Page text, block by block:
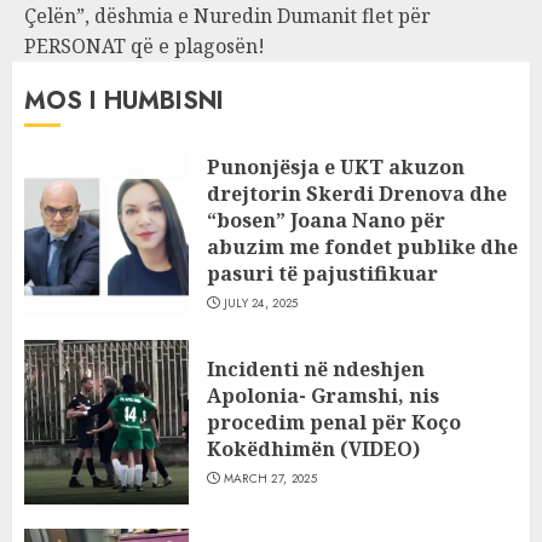
Çelën”, dëshmia e Nuredin Dumanit flet për
PERSONAT që e plagosën!
MOS I HUMBISNI
Punonjësja e UKT akuzon
drejtorin Skerdi Drenova dhe
“bosen” Joana Nano për
abuzim me fondet publike dhe
pasuri të pajustifikuar
JULY 24, 2025
Incidenti në ndeshjen
Apolonia- Gramshi, nis
procedim penal për Koço
Kokëdhimën (VIDEO)
MARCH 27, 2025